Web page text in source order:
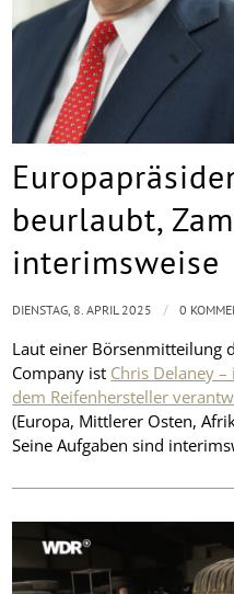
beurlaubt,
interimsweise
Laut einer Börsenmitteilung
Company ist Chris Delaney
dem Reifenhersteller
(Europa, Mittlerer Osten,
Seine Aufgaben sind
DIENSTAG, 8. APRIL 2025 / 0